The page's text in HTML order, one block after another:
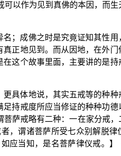
以作为见到真佛的本因，而生
；成佛之时是究竟证知其性用
正地见到。而从因地，在外门
这个故事里面，主要讲的是持
具体地说，其实五戒等的种种
持戒度所应当修证的种种功德
萨戒略有二种：一在家分戒，
，谓诸菩萨所受七众别解脱律
应当知，是名菩萨律仪戒。】